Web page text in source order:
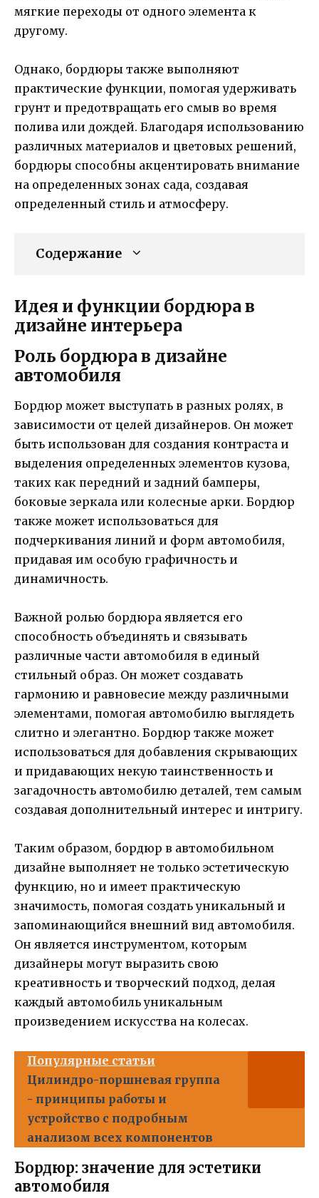
мягкие переходы от одного элемента к
другому.
Однако, бордюры также выполняют
практические функции, помогая удерживать
грунт и предотвращать его смыв во время
полива или дождей. Благодаря использованию
различных материалов и цветовых решений,
бордюры способны акцентировать внимание
на определенных зонах сада, создавая
определенный стиль и атмосферу.
Содержание
Идея и функции бордюра в
дизайне интерьера
Роль бордюра в дизайне
автомобиля
Бордюр может выступать в разных ролях, в
зависимости от целей дизайнеров. Он может
быть использован для создания контраста и
выделения определенных элементов кузова,
таких как передний и задний бамперы,
боковые зеркала или колесные арки. Бордюр
также может использоваться для
подчеркивания линий и форм автомобиля,
придавая им особую графичность и
динамичность.
Важной ролью бордюра является его
способность объединять и связывать
различные части автомобиля в единый
стильный образ. Он может создавать
гармонию и равновесие между различными
элементами, помогая автомобилю выглядеть
слитно и элегантно. Бордюр также может
использоваться для добавления скрывающих
и придавающих некую таинственность и
загадочность автомобилю деталей, тем самым
создавая дополнительный интерес и интригу.
Таким образом, бордюр в автомобильном
дизайне выполняет не только эстетическую
функцию, но и имеет практическую
значимость, помогая создать уникальный и
запоминающийся внешний вид автомобиля.
Он является инструментом, которым
дизайнеры могут выразить свою
креативность и творческий подход, делая
каждый автомобиль уникальным
произведением искусства на колесах.
Популярные статьи
Цилиндро-поршневая группа
- принципы работы и
устройство с подробным
анализом всех компонентов
Бордюр: значение для эстетики
автомобиля